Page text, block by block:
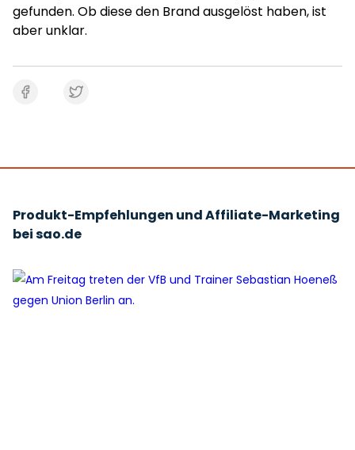
gefunden. Ob diese den Brand ausgelöst haben, ist
aber unklar.
Produkt-Empfehlungen und Affiliate-Marketing
bei sao.de